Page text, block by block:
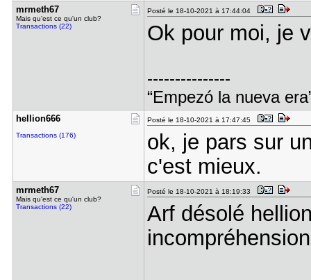
mrmeth67
Mais qu'est ce qu'un club?
Transactions (22)
Posté le 18-10-2021 à 17:44:04
Ok pour moi, je
---------------
“Empezó la nueva
hellion666
Transactions (176)
Posté le 18-10-2021 à 17:47:45
ok, je pars sur
c'est mieux.
mrmeth67
Mais qu'est ce qu'un club?
Transactions (22)
Posté le 18-10-2021 à 18:19:33
Arf désolé